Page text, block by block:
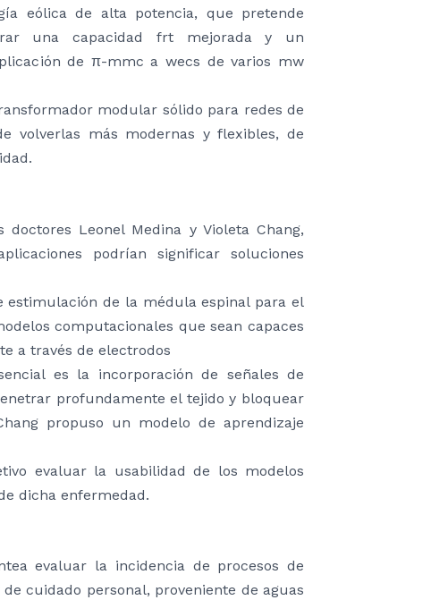
eólica de alta potencia, que pretende
una capacidad frt mejorada y un
de π-mmc a wecs de varios mw
modular sólido para redes de
volverlas más modernas y flexibles, de
Leonel Medina y Violeta Chang,
podrían significar soluciones
estimulación de la médula espinal para el
computacionales que sean capaces
a través de electrodos
es la incorporación de señales de
profundamente el tejido y bloquear
propuso un modelo de aprendizaje
evaluar la usabilidad de los modelos
dicha enfermedad.
evaluar la incidencia de procesos de
cuidado personal, proveniente de aguas